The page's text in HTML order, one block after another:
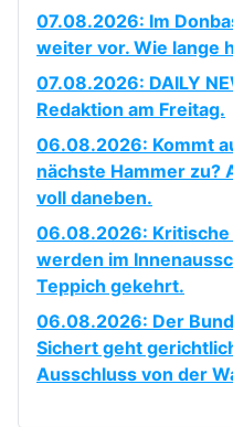
07.08.2026: Im
weiter vor. Wie lange
07.08.2026: DAILY
Redaktion am Freitag.
06.08.2026: Kommt
nächste Hammer zu?
voll daneben.
06.08.2026:
werden im
Teppich gekehrt.
06.08.2026: Der
Sichert geht
Ausschluss von der